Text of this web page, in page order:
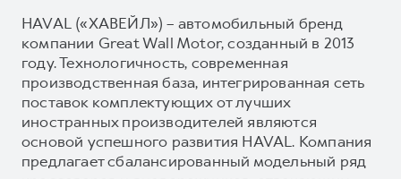
HAVAL («ХАВЕЙЛ») – автомобильный бренд
компании Great Wall Motor, созданный в 2013
году. Технологичность, современная
производственная база, интегрированная сеть
поставок комплектующих от лучших
иностранных производителей являются
основой успешного развития HAVAL. Компания
предлагает сбалансированный модельный ряд